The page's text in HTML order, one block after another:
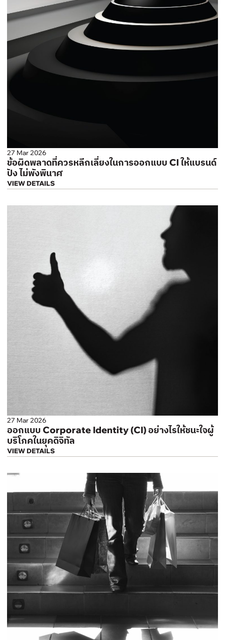
27 Mar 2026
ข้อผิดพลาดที่ควรหลีกเลี่ยงในการออกแบบ CI ให้แบรนด์
ปัง ไม่พังพินาศ
VIEW DETAILS
27 Mar 2026
ออกแบบ Corporate Identity (CI) อย่างไรให้ชนะใจผู้
บริโภคในยุคดิจิทัล
VIEW DETAILS